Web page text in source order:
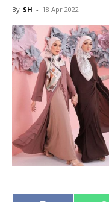
By SH - 18 Apr 2022